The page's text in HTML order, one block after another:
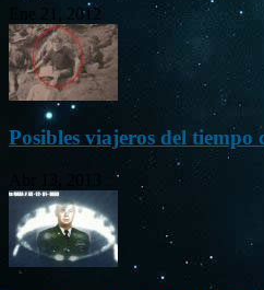
Ene 21, 2012
Posibles viajeros del tiempo